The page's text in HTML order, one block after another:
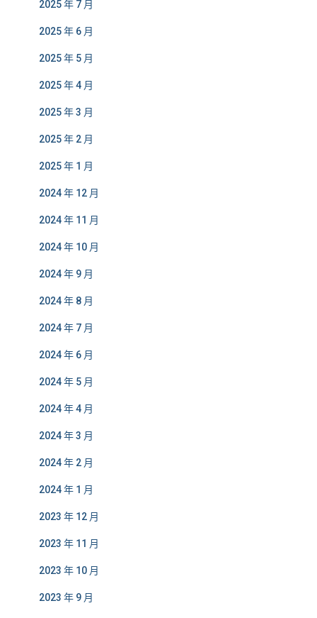
2025 年 7 月
2025 年 6 月
2025 年 5 月
2025 年 4 月
2025 年 3 月
2025 年 2 月
2025 年 1 月
2024 年 12 月
2024 年 11 月
2024 年 10 月
2024 年 9 月
2024 年 8 月
2024 年 7 月
2024 年 6 月
2024 年 5 月
2024 年 4 月
2024 年 3 月
2024 年 2 月
2024 年 1 月
2023 年 12 月
2023 年 11 月
2023 年 10 月
2023 年 9 月